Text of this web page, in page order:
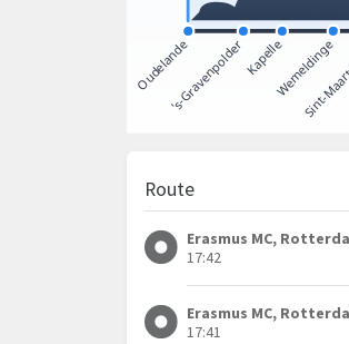
Route
Erasmus MC,
17:42
Erasmus MC,
17:41